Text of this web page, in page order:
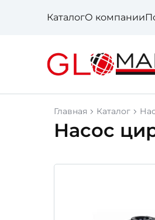
КаталогО компании
Главная Каталог
Насос